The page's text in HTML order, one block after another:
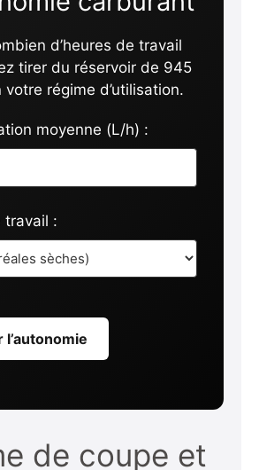
d’heures de travail
tirer du réservoir de 945
votre régime d’utilisation.
moyenne (L/h) :
travail :
l’autonomie
de coupe et